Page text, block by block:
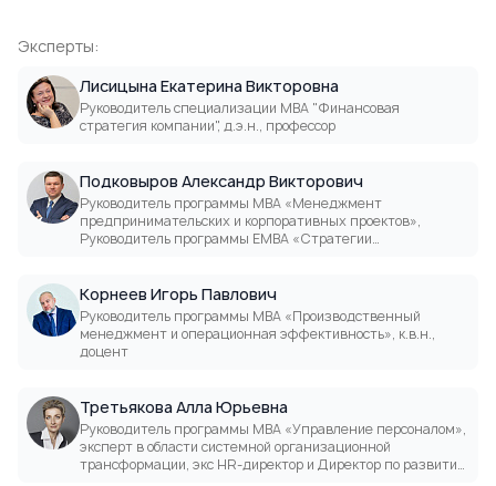
Эксперты:
Лисицына Екатерина Викторовна
Руководитель специализации МВА "Финансовая
стратегия компании", д.э.н., профессор
Подковыров Александр Викторович
Руководитель программы МВА «Менеджмент
предпринимательских и корпоративных проектов»,
Руководитель программы ЕМВА «Стратегии
устойчивого развития», Отраслевой эксперт
Аналитического центра при Правительстве РФ.
Корнеев Игорь Павлович
Руководитель программы МВА «Производственный
менеджмент и операционная эффективность», к.в.н.,
доцент
Третьякова Алла Юрьевна
Руководитель программы MBA «Управление персоналом»,
эксперт в области системной организационной
трансформации, экс HR-директор и Директор по развитию